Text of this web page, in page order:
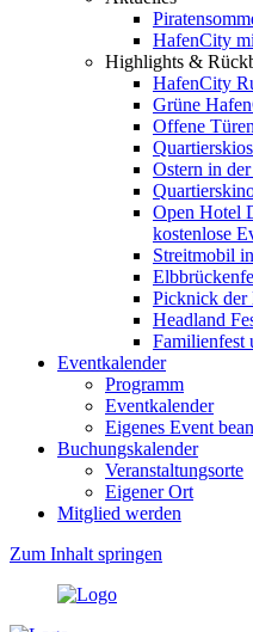
HafenCity
Highlights &
HafenCity
Grüne
Offene
Ostern in
Open Hotel
kostenlose
Streitmobil
Picknick der
Headland
Familienfest
Eventkalender
Programm
Eventkalender
Eigenes Event
Buchungskalender
Veranstaltungsorte
Eigener Ort
Mitglied werden
Zum Inhalt springen